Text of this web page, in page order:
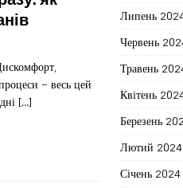
– весь цей
[…]
Липень
Червень
Травень
Квітень
Березень
Лютий 2024
Січень 2024